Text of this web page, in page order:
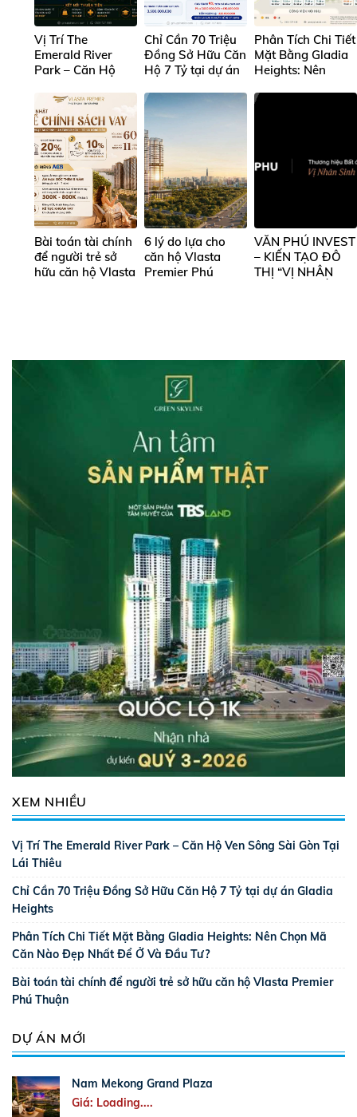
Vị Trí The
Emerald River
Park – Căn Hộ
Tại Lái Thiêu
Chỉ Cần 70 Triệu
Đồng Sở Hữu Căn
Hộ 7 Tỷ tại dự án
Phân Tích Chi Tiết
Mặt Bằng Gladia
Heights: Nên
Đẹp Nhất Để Ở
Bài toán tài chính
để người trẻ sở
hữu căn hộ Vlasta
6 lý do lựa cho
căn hộ Vlasta
Premier Phú
VĂN PHÚ INVEST
– KIẾN TẠO ĐÔ
THỊ “VỊ NHÂN
TÂM PHÍA NAM
XEM NHIỀU
Vị Trí The Emerald River Park – Căn Hộ Ven Sông Sài Gòn Tại
Lái Thiêu
Chỉ Cần 70 Triệu Đồng Sở Hữu Căn Hộ 7 Tỷ tại dự án Gladia
Heights
Phân Tích Chi Tiết Mặt Bằng Gladia Heights: Nên Chọn Mã
Căn Nào Đẹp Nhất Để Ở Và Đầu Tư?
Bài toán tài chính để người trẻ sở hữu căn hộ Vlasta Premier
Phú Thuận
DỰ ÁN MỚI
Nam Mekong Grand Plaza
Giá: Loading....